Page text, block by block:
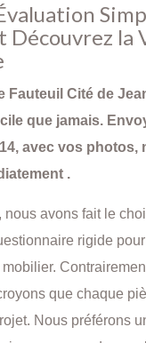
Découvrez la
Fauteuil Cité de
que jamais.
avec vos photos,
.
nous avons fait le
rigide
que chaque
Nous préférons